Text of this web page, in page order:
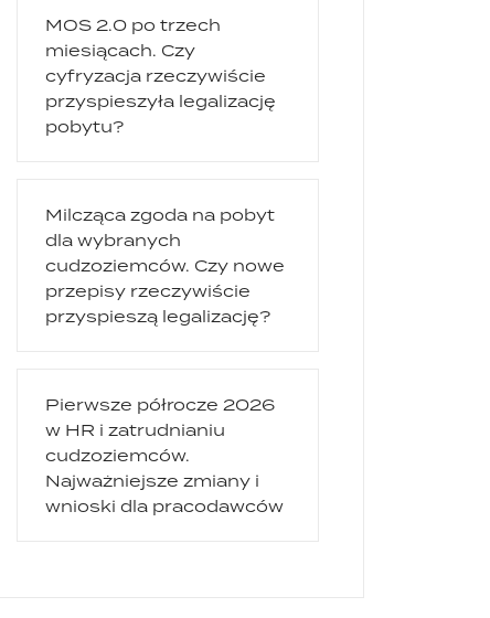
MOS 2.0 po trzech
miesiącach. Czy
cyfryzacja rzeczywiście
przyspieszyła legalizację
pobytu?
Milcząca zgoda na pobyt
dla wybranych
cudzoziemców. Czy nowe
przepisy rzeczywiście
przyspieszą legalizację?
Pierwsze półrocze 2026
w HR i zatrudnianiu
cudzoziemców.
Najważniejsze zmiany i
wnioski dla pracodawców